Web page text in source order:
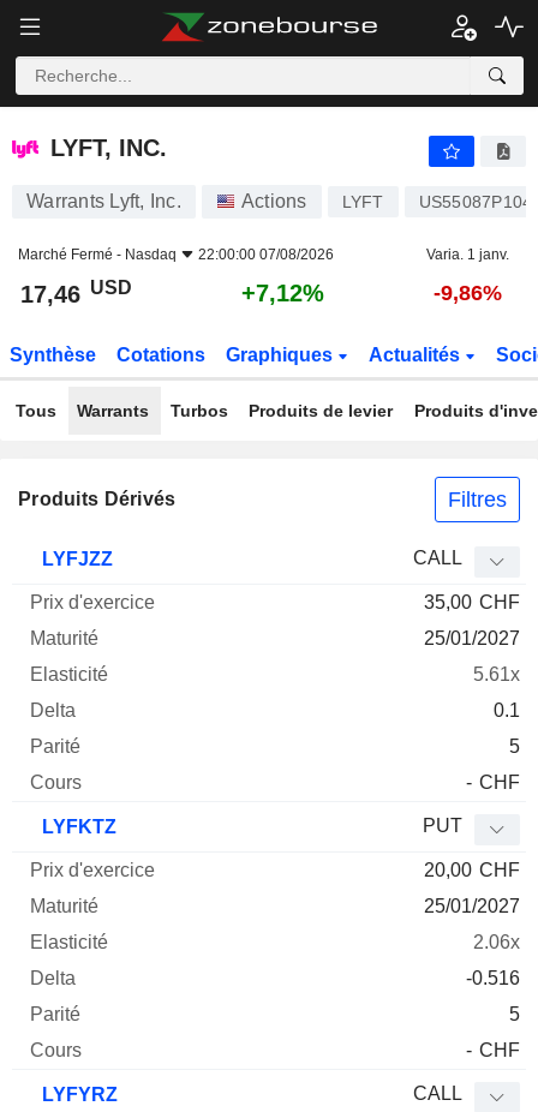
LYFT, INC.
LYFT, INC.
Warrants Lyft, Inc. Actions LYFT
Marché Fermé - Nasdaq 22:00:00 07/08/2026 Varia. 1 janv.
17,46 USD +7,12% -9,86%
Synthèse Cotations Graphiques Actualités
Tous Warrants Turbos Produits de levier Produits
Produits Dérivés Filtres
Mnemo Type
Parité
LYFJZZ CALL
35,00 CHF
25/01/2027
5.61x
0.1
5
- CHF
LYFKTZ PUT
20,00 CHF
25/01/2027
2.06x
-0.516
5
- CHF
LYFYRZ CALL